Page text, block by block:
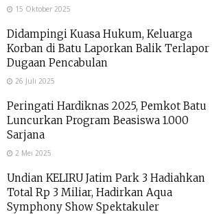
15 Oktober 2025
Didampingi Kuasa Hukum, Keluarga
Korban di Batu Laporkan Balik Terlapor
Dugaan Pencabulan
26 Juli 2025
Peringati Hardiknas 2025, Pemkot Batu
Luncurkan Program Beasiswa 1.000
Sarjana
2 Mei 2025
Undian KELIRU Jatim Park 3 Hadiahkan
Total Rp 3 Miliar, Hadirkan Aqua
Symphony Show Spektakuler